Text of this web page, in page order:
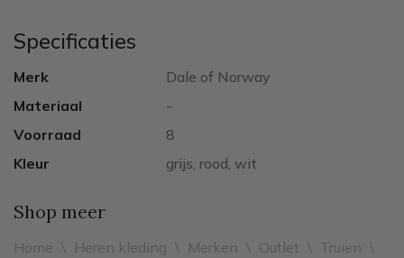
Specificaties
Merk
Dale of Norway
Materiaal
-
Voorraad
8
Kleur
grijs, rood, wit
Shop meer
Home \ Heren kleding \ Merken \ Outlet \ Truien \